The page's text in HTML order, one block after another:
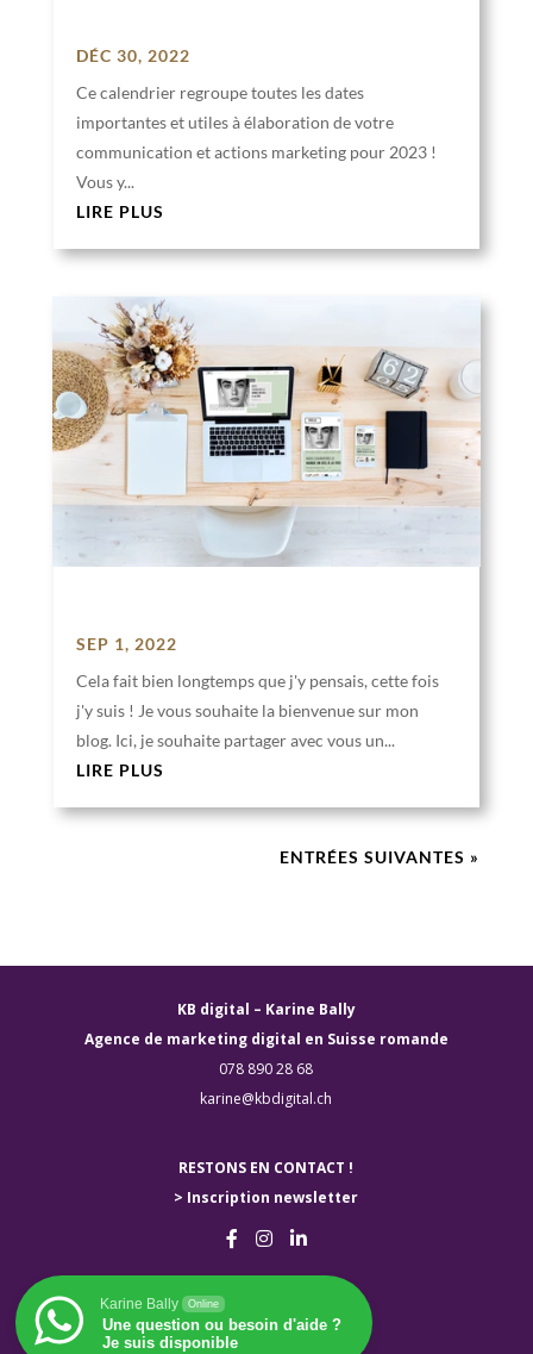
DÉC 30, 2022
Ce calendrier regroupe toutes les dates
importantes et utiles à élaboration de votre
communication et actions marketing pour 2023 !
Vous y...
LIRE PLUS
SEP 1, 2022
Cela fait bien longtemps que j'y pensais, cette fois
j'y suis ! Je vous souhaite la bienvenue sur mon
blog. Ici, je souhaite partager avec vous un...
LIRE PLUS
ENTRÉES SUIVANTES »
KB digital – Karine Bally
Agence de marketing digital en Suisse romande
078 890 28 68
karine@kbdigital.ch
RESTONS EN CONTACT !
> Inscription newsletter
Karine Bally Online
Une question ou besoin d'aide ?
Je suis disponible